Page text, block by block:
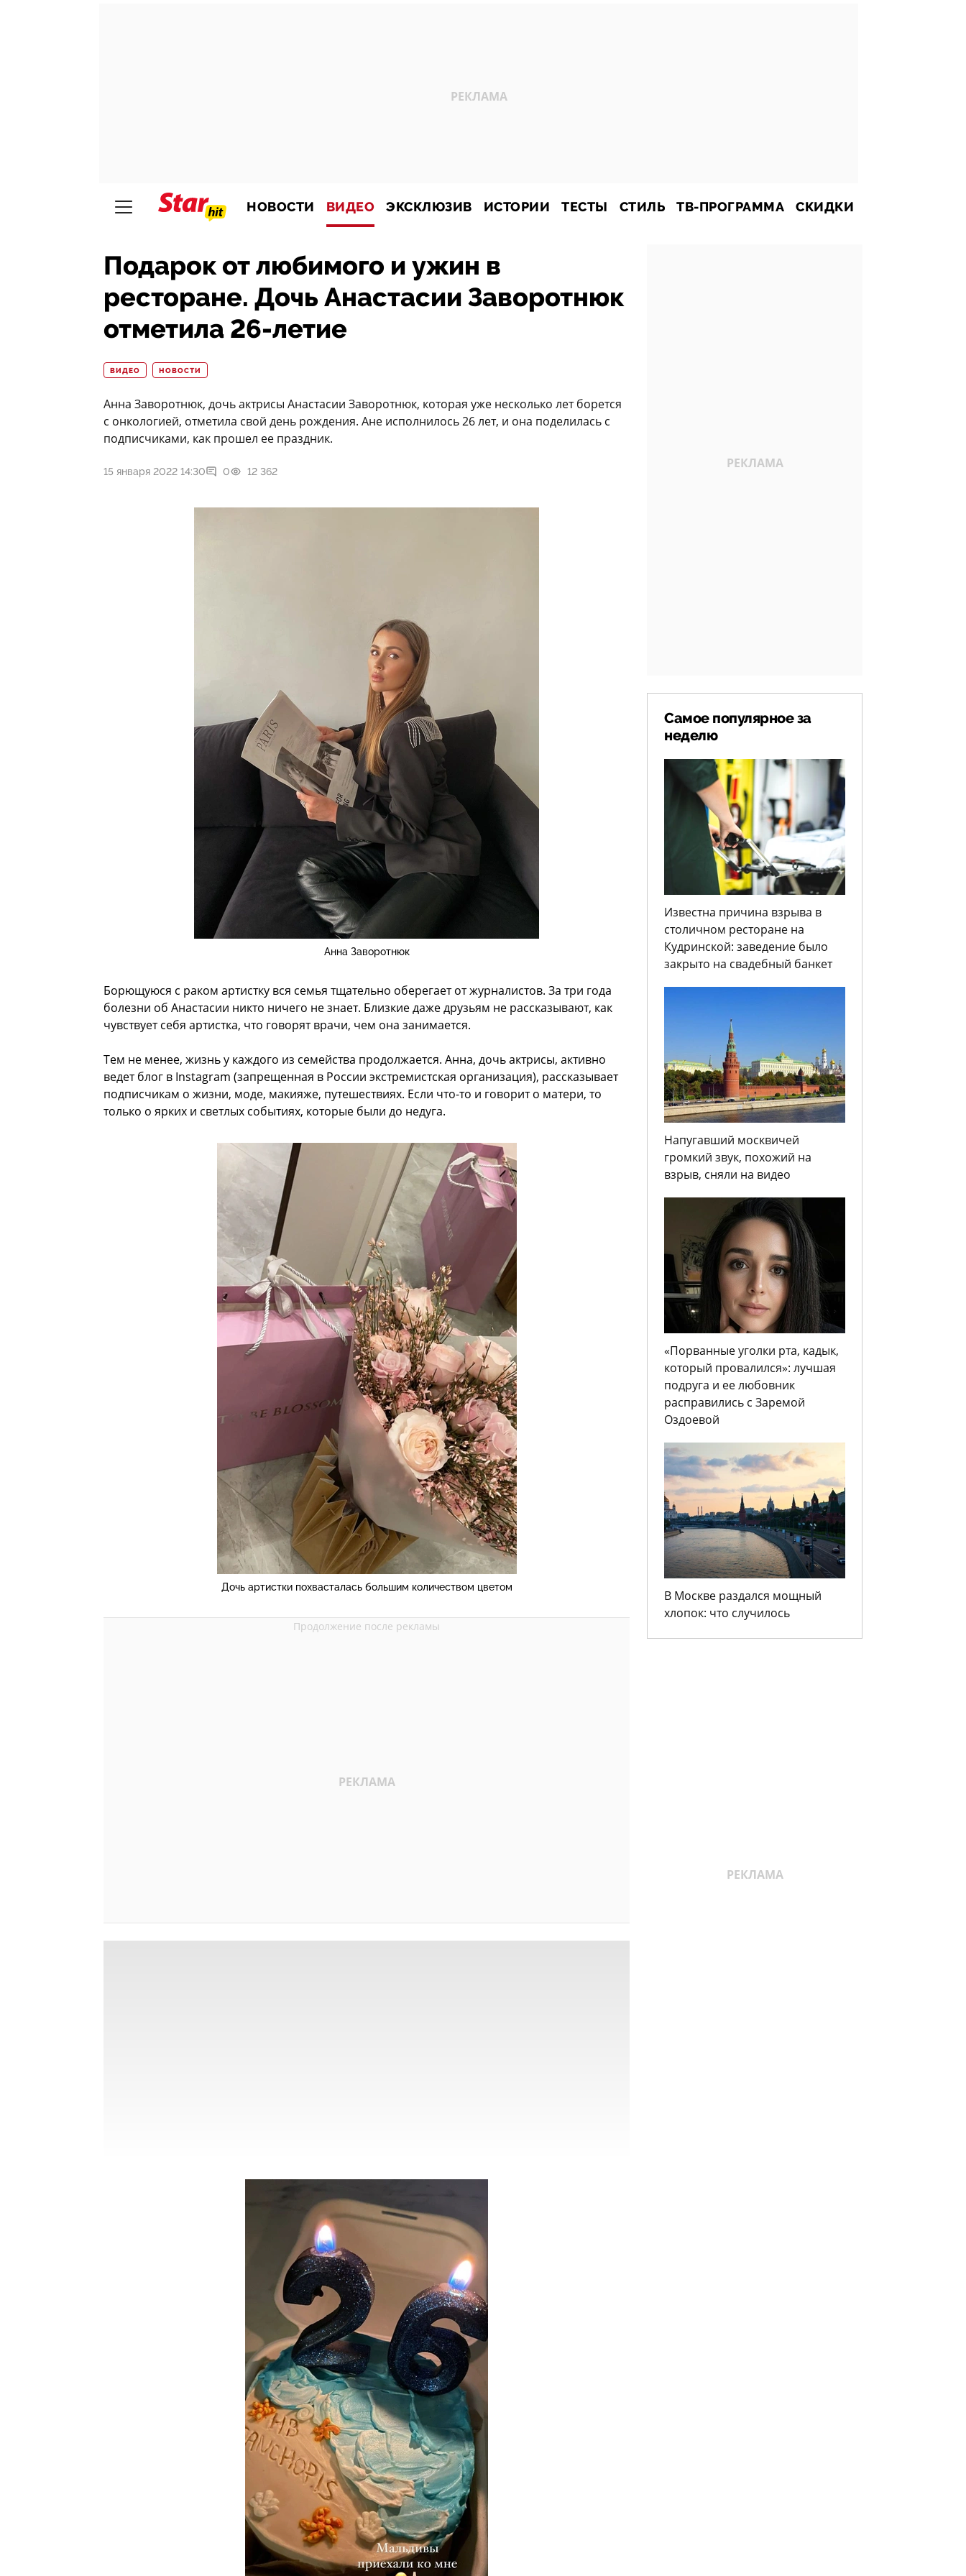
НОВОСТИ ВИДЕО ЭКСКЛЮЗИВ ИСТОРИИ ТЕСТЫ СТИЛЬ ТВ-ПРОГРАММА СКИДКИ
Подарок от любимого и ужин в
ресторане. Дочь Анастасии Заворотнюк
отметила 26-летие
ВИДЕО НОВОСТИ
Анна Заворотнюк, дочь актрисы Анастасии Заворотнюк, которая уже несколько лет борется
с онкологией, отметила свой день рождения. Ане исполнилось 26 лет, и она поделилась с
подписчиками, как прошел ее праздник.
15 января 2022 14:30 0 12 362
Анна Заворотнюк
Борющуюся с раком артистку вся семья тщательно оберегает от журналистов. За три года
болезни об Анастасии никто ничего не знает. Близкие даже друзьям не рассказывают, как
чувствует себя артистка, что говорят врачи, чем она занимается.
Тем не менее, жизнь у каждого из семейства продолжается. Анна, дочь актрисы, активно
ведет блог в Instagram (запрещенная в России экстремистская организация), рассказывает
подписчикам о жизни, моде, макияже, путешествиях. Если что-то и говорит о матери, то
только о ярких и светлых событиях, которые были до недуга.
Дочь артистки похвасталась большим количеством цветом
Самое популярное за
неделю
Известна причина взрыва в
столичном ресторане на
Кудринской: заведение было
закрыто на свадебный банкет
Напугавший москвичей
громкий звук, похожий на
взрыв, сняли на видео
«Порванные уголки рта, кадык,
который провалился»: лучшая
подруга и ее любовник
расправились с Заремой
Оздоевой
В Москве раздался мощный
хлопок: что случилось